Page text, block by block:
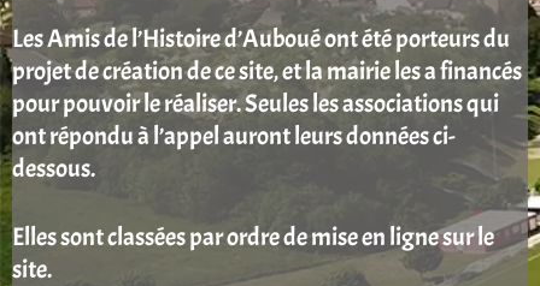
Les Amis de l’Histoire d’Auboué ont été porteurs du
projet de création de ce site, et la mairie les a financés
pour pouvoir le réaliser. Seules les associations qui
ont répondu à l’appel auront leurs données ci-
dessous.
Elles sont classées par ordre de mise en ligne sur le
site.